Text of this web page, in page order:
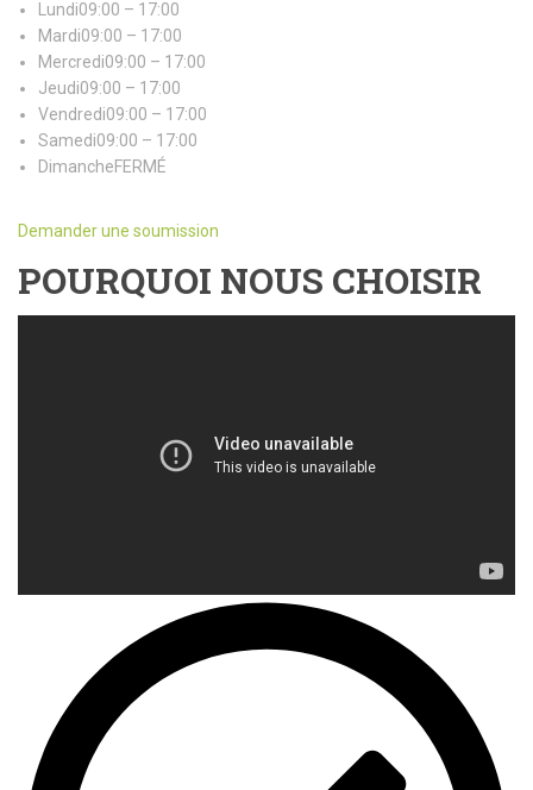
Lundi09:00 – 17:00
Mardi09:00 – 17:00
Mercredi09:00 – 17:00
Jeudi09:00 – 17:00
Vendredi09:00 – 17:00
Samedi09:00 – 17:00
DimancheFERMÉ
Demander une soumission
POURQUOI NOUS CHOISIR